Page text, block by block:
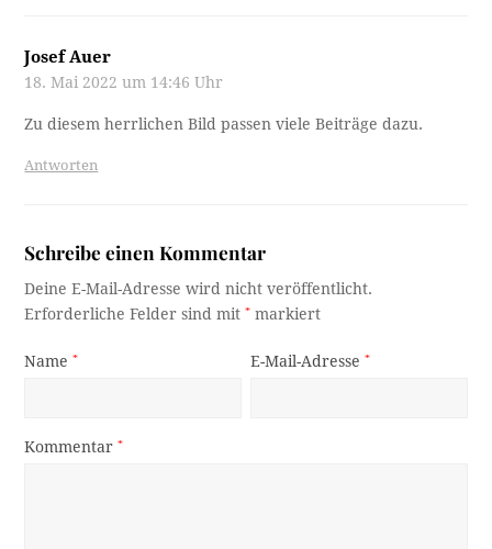
Josef Auer
18. Mai 2022 um 14:46 Uhr
Zu diesem herrlichen Bild passen viele Beiträge dazu.
Antworten
Schreibe einen Kommentar
Deine E-Mail-Adresse wird nicht veröffentlicht.
Erforderliche Felder sind mit* markiert
Name* E-Mail-Adresse*
Kommentar*